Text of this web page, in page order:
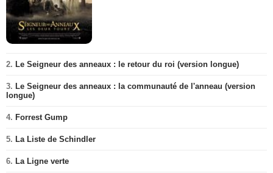
2. Le Seigneur des anneaux : le retour du roi (version longue)
3. Le Seigneur des anneaux : la communauté de l'anneau (version
longue)
4. Forrest Gump
5. La Liste de Schindler
6. La Ligne verte